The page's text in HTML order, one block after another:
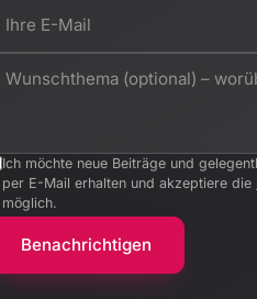
Ich möchte neue Beiträge und
per E-Mail erhalten und akzeptiere die
möglich.
Benachrichtigen